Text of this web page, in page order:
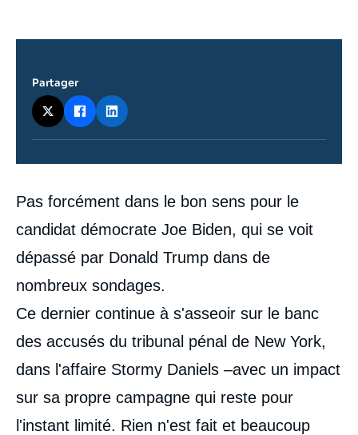
Contenu
intervention
médiatique
Pas forcément dans le bon sens pour le
candidat démocrate Joe Biden, qui se voit
dépassé par Donald Trump dans de
nombreux sondages.
Ce dernier continue à s'asseoir sur le banc
des accusés du tribunal pénal de New York,
dans l'affaire Stormy Daniels –avec un impact
sur sa propre campagne qui reste pour
l'instant limité. Rien n'est fait et beaucoup
Partager